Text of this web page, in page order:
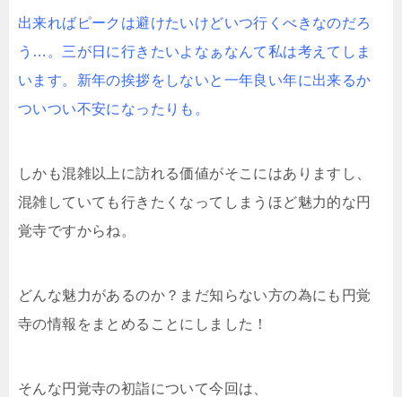
出来ればピークは避けたいけどいつ行くべきなのだろ
う…。三が日に行きたいよなぁなんて私は考えてしま
います。新年の挨拶をしないと一年良い年に出来るか
ついつい不安になったりも。
しかも混雑以上に訪れる価値がそこにはありますし、
混雑していても行きたくなってしまうほど魅力的な円
覚寺ですからね。
どんな魅力があるのか？まだ知らない方の為にも円覚
寺の情報をまとめることにしました！
そんな円覚寺の初詣について今回は、